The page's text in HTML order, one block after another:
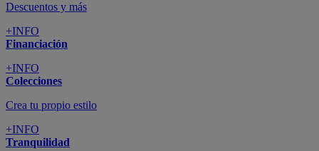
Descuentos y más
+INFO
Financiación
+INFO
Colecciones
Crea tu propio estilo
+INFO
Tranquilidad